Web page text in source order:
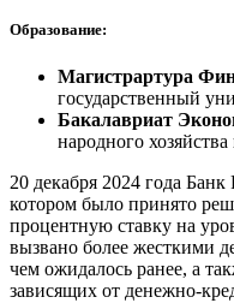
Образование:
Магистрартура
государственный
Бакалавриат
народного
20 декабря 2024 года
котором было принято
процентную ставку на
вызвано более жесткими
чем ожидалось ранее, а
зависящих от денежно-